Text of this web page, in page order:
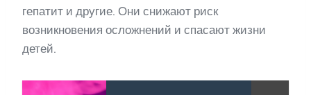
гепатит и другие. Они снижают риск
возникновения осложнений и спасают жизни
детей.